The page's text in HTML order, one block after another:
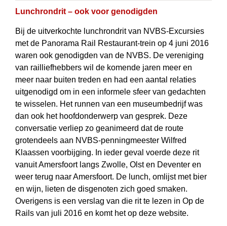
Lunchrondrit – ook voor genodigden
Bij de uitverkochte lunchrondrit van NVBS-Excursies
met de Panorama Rail Restaurant-trein op 4 juni 2016
waren ook genodigden van de NVBS. De vereniging
van railliefhebbers wil de komende jaren meer en
meer naar buiten treden en had een aantal relaties
uitgenodigd om in een informele sfeer van gedachten
te wisselen. Het runnen van een museumbedrijf was
dan ook het hoofdonderwerp van gesprek. Deze
conversatie verliep zo geanimeerd dat de route
grotendeels aan NVBS-penningmeester Wilfred
Klaassen voorbijging. In ieder geval voerde deze rit
vanuit Amersfoort langs Zwolle, Olst en Deventer en
weer terug naar Amersfoort. De lunch, omlijst met bier
en wijn, lieten de disgenoten zich goed smaken.
Overigens is een verslag van die rit te lezen in Op de
Rails van juli 2016 en komt het op deze website.